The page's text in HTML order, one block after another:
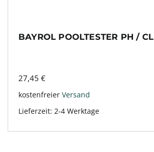
BAYROL POOLTESTER PH / CL
27,45 €
kostenfreier Versand
Lieferzeit: 2-4 Werktage